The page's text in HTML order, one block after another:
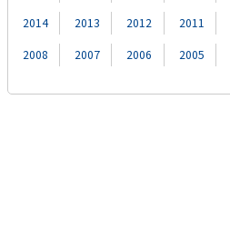
2014
2013 2012 2011
2008
2007 2006 2005